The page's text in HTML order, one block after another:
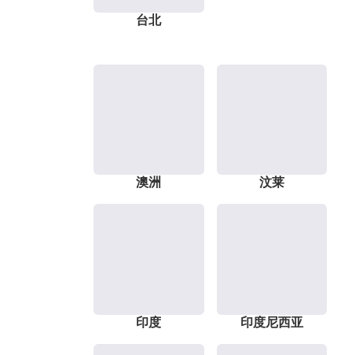
台北
澳洲 汶莱
印度 印度尼西亚